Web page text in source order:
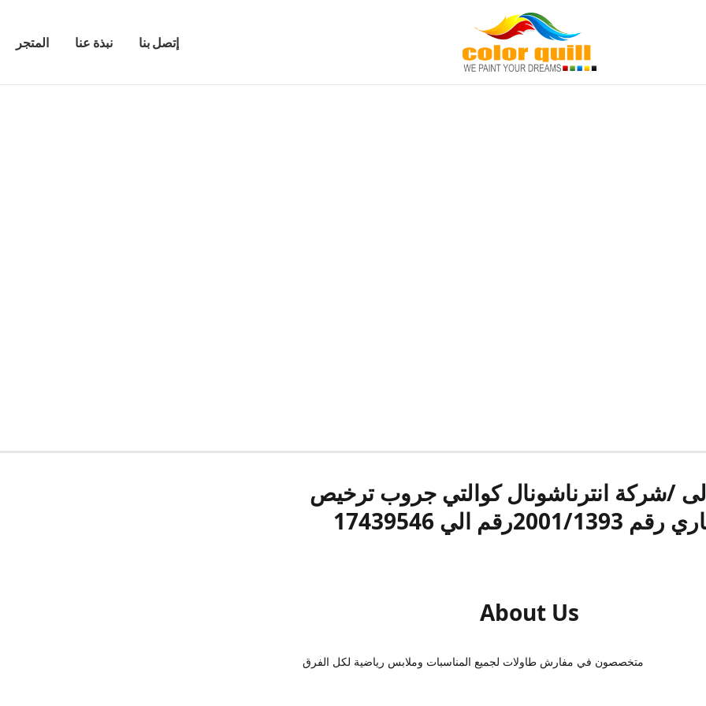
المتجر نبذة عنا إتصل بنا
/شركة انترناشونال كوالتي جروب ترخيص
2001/1393رقم الي 17439546
About Us
متخصصون في مفارش طاولات لجميع المناسبات وملابس رياضية لكل الفرق